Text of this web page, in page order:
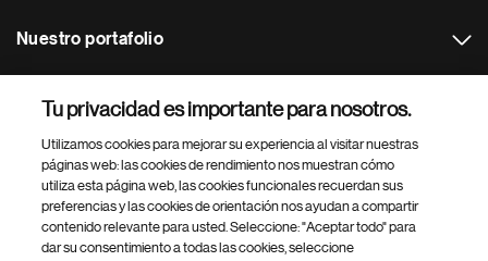
Nuestro portafolio
Footer Site Search
Tu privacidad es importante para nosotros.
Utilizamos cookies para mejorar su experiencia al visitar nuestras
páginas web: las cookies de rendimiento nos muestran cómo
utiliza esta página web, las cookies funcionales recuerdan sus
preferencias y las cookies de orientación nos ayudan a compartir
contenido relevante para usted. Seleccione: "Aceptar todo" para
dar su consentimiento a todas las cookies, seleccione